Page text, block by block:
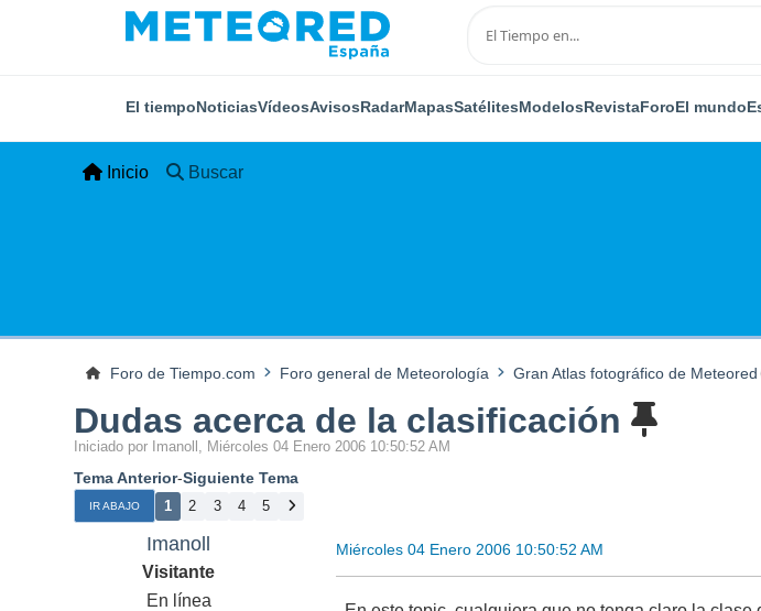
El tiempoNoticiasVídeosAvisosRadarMapasSatélitesModelosRevistaForoEl mundo
Inicio Buscar
Foro de Tiempo.com Foro general de Meteorología Gran Atlas fotográfico de Meteored
Dudas acerca de la clasificación
Iniciado por Imanoll, Miércoles 04 Enero 2006 10:50:52 AM
Tema Anterior-Siguiente Tema
IR ABAJO 1 2 3 4 5
Imanoll
Visitante
En línea
Miércoles 04 Enero 2006 10:50:52 AM